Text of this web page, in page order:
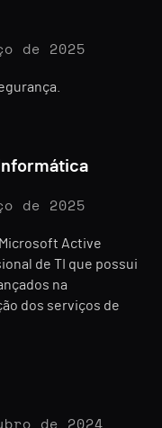
de 2025
de 2025
Active
de TI que possui
na
dos serviços de
de 2024